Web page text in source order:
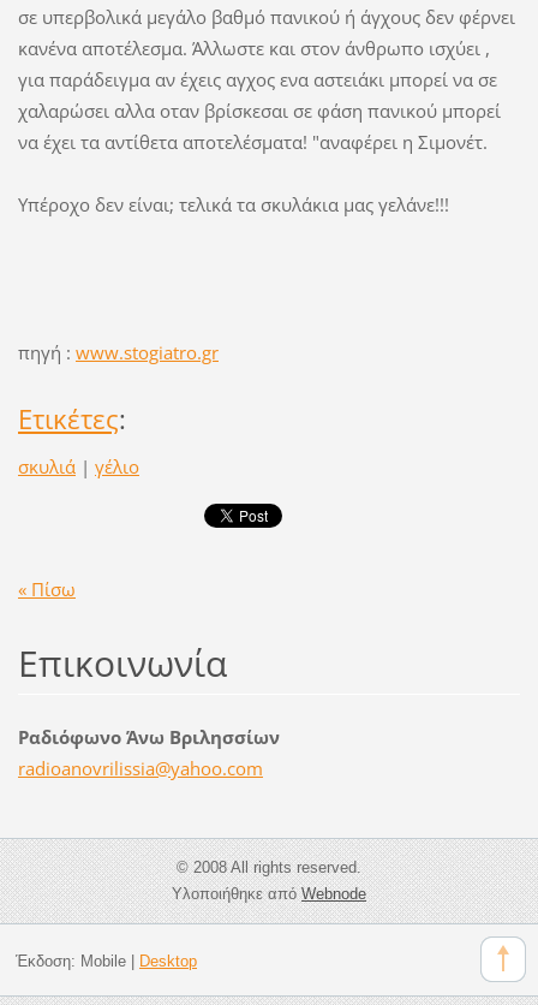
σε υπερβολικά μεγάλο βαθμό πανικού ή άγχους δεν φέρνει
κανένα αποτέλεσμα. Άλλωστε και στον άνθρωπο ισχύει ,
για παράδειγμα αν έχεις αγχος ενα αστειάκι μπορεί να σε
χαλαρώσει αλλα οταν βρίσκεσαι σε φάση πανικού μπορεί
να έχει τα αντίθετα αποτελέσματα! "αναφέρει η Σιμονέτ.
Υπέροχο δεν είναι; τελικά τα σκυλάκια μας γελάνε!!!
πηγή : www.stogiatro.gr
Ετικέτες:
σκυλιά | γέλιο
« Πίσω
Επικοινωνία
Ραδιόφωνο Άνω Βριλησσίων
radioanovrilissia@yahoo.com
© 2008 All rights reserved.
Υλοποιήθηκε απόWebnode
Έκδοση: Mobile| Desktop